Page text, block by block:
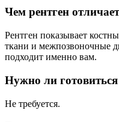
Чем рентген
Рентген показывает
ткани и межпозвоночные
подходит именно вам.
Нужно ли готовиться
Не требуется.